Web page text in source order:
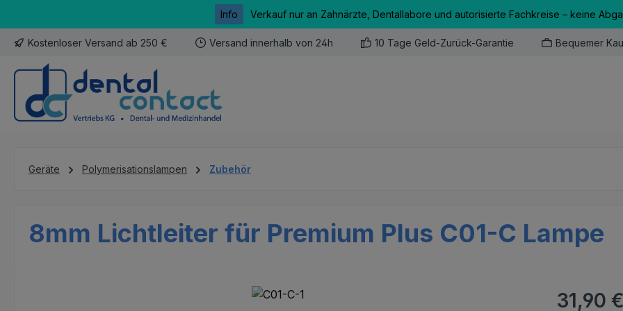
Info Verkauf nur an Zahnärzte, Dentallabore und autorisierte Fachkreise – keine
Kostenloser Versand ab 250 € Versand innerhalb von 24h 10 Tage Geld-Zurück-Garantie Bequemer
Geräte Polymerisationslampen Zubehör
8mm Lichtleiter für Premium Plus C01-C Lampe
Regulärer
31,90 €